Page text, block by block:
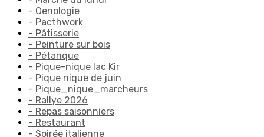
- Oenologie
- Pacthwork
- Pâtisserie
- Peinture sur bois
- Pétanque
- Pique-nique lac Kir
- Pique nique de juin
- Pique_nique_marcheurs
- Rallye 2026
- Repas saisonniers
- Restaurant
- Soirée italienne